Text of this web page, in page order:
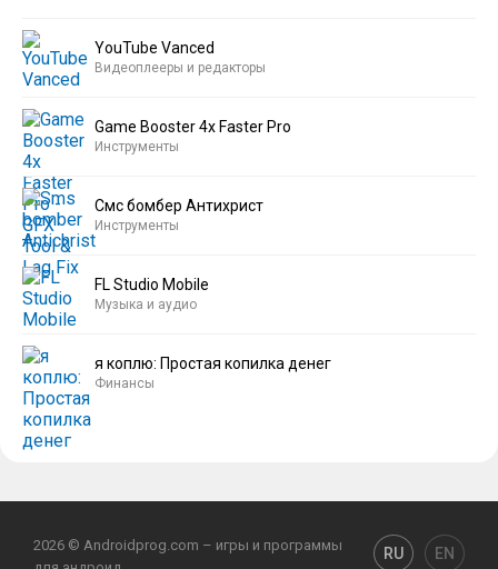
YouTube Vanced
Видеоплееры и редакторы
Game Booster 4x Faster Pro
Инструменты
Смс бомбер Антихрист
Инструменты
FL Studio Mobile
Музыка и аудио
я коплю: Простая копилка денег
Финансы
2026 © Androidprog.com – игры и программы
RU EN